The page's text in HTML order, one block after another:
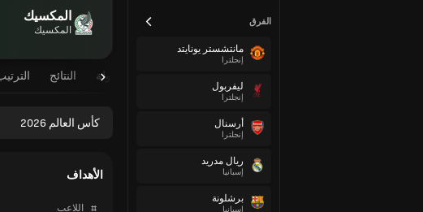
الفرق
مانتشستر يونايتد
إنجلترا
ليفربول
إنجلترا
أرسنال
إنجلترا
ريال مدريد
إسبانيا
برشلونة
إسبانيا
المكسيك
المكسيك
مباريات مجدولة النتائج
كأس العالم 2026
الأهداف
# اللاعب